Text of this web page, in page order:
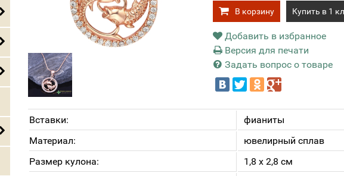
В корзину Купить в 1
Добавить в избранное
Версия для печати
Задать вопрос о товаре
Вставки:
фианиты
Материал:
ювелирный сплав
Размер кулона:
1,8 х 2,8 см